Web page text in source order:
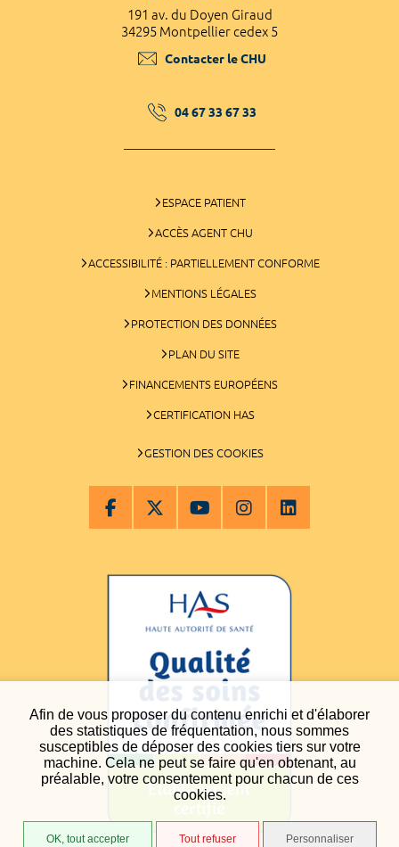
Afin de vous proposer du contenu enrichi et d'élaborer
des statistiques de fréquentation, nous sommes
susceptibles de déposer des cookies tiers sur votre
machine. Cela ne peut se faire qu'en obtenant, au
préalable, votre consentement pour chacun de ces
cookies.
OK, tout accepter Tout refuser Personnaliser
191 av. du Doyen Giraud
34295 Montpellier cedex 5
Contacter le CHU
04 67 33 67 33
ESPACE PATIENT
ACCÈS AGENT CHU
ACCESSIBILITÉ : PARTIELLEMENT CONFORME
MENTIONS LÉGALES
PROTECTION DES DONNÉES
PLAN DU SITE
FINANCEMENTS EUROPÉENS
CERTIFICATION HAS
GESTION DES COOKIES